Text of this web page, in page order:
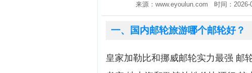
来源：www.eyoulun.com 时间：
一、国内邮轮旅游哪个邮轮好？
皇家加勒比和挪威邮轮实力最强 邮